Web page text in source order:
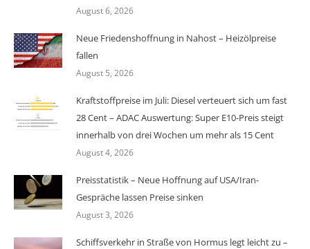
August 6, 2026
Neue Friedenshoffnung in Nahost – Heizölpreise
fallen
August 5, 2026
Kraftstoffpreise im Juli: Diesel verteuert sich um fast
28 Cent – ADAC Auswertung: Super E10-Preis steigt
innerhalb von drei Wochen um mehr als 15 Cent
August 4, 2026
Preisstatistik – Neue Hoffnung auf USA/Iran-
Gespräche lassen Preise sinken
August 3, 2026
Schiffsverkehr in Straße von Hormus legt leicht zu –